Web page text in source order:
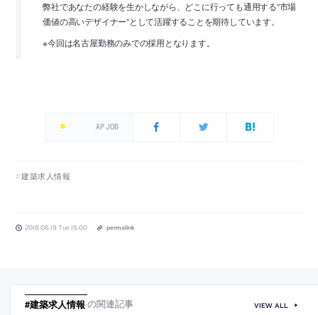
弊社であなたの経験を生かしながら、どこに行っても通用する”市場
価値の高いデザイナー”として活躍することを期待しています。
※今回は名古屋勤務のみでの採用となります。
AP JOB
建築求人情報
2018.06.19 Tue 15:00 permalink
#建築求人情報 の関連記事 VIEW ALL